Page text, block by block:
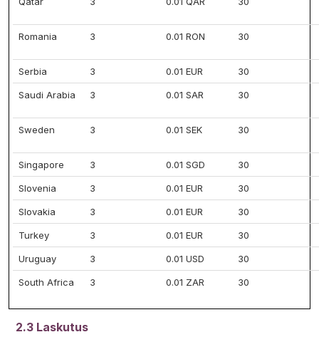
Romania 3 0.01 RON 30
Serbia 3 0.01 EUR 30
Saudi Arabia 3 0.01 SAR 30
Sweden 3 0.01 SEK 30
Singapore 3 0.01 SGD 30
Slovenia 3 0.01 EUR 30
Slovakia 3 0.01 EUR 30
Turkey 3 0.01 EUR 30
Uruguay 3 0.01 USD 30
South Africa 3 0.01 ZAR 30
2.3 Laskutus